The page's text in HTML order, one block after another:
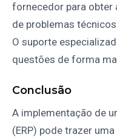
fornecedor para obter
de problemas
O suporte
questões de forma
Conclusão
A implementação de
(ERP) pode trazer